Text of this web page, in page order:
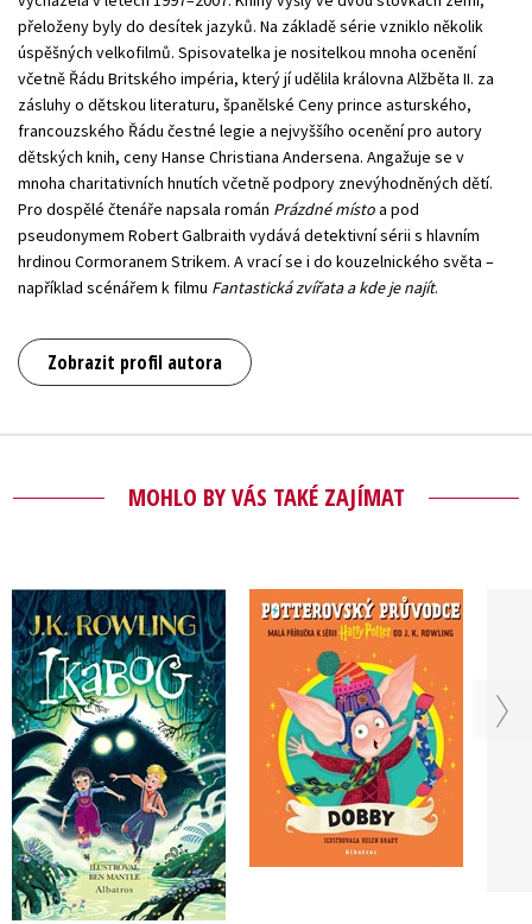
přeloženy byly do desítek jazyků. Na základě série vzniklo několik
úspěšných velkofilmů. Spisovatelka je nositelkou mnoha ocenění
včetně Řádu Britského impéria, který jí udělila královna Alžběta II. za
zásluhy o dětskou literaturu, španělské Ceny prince asturského,
francouzského Řádu čestné legie a nejvyššího ocenění pro autory
dětských knih, ceny Hanse Christiana Andersena. Angažuje se v
mnoha charitativních hnutích včetně podpory znevýhodněných dětí.
Pro dospělé čtenáře napsala román Prázdné místoa pod
pseudonymem Robert Galbraith vydává detektivní sérii s hlavním
hrdinou Cormoranem Strikem. A vrací se i do kouzelnického světa –
například scénářem k filmu Fantastická zvířata a kde je najít.
Zobrazit profil autora
MOHLO BY VÁS TAKÉ ZAJÍMAT
Ikabog s ilustracemi
Bena Mantla
J.K. Rowling
Do košíku
449 Kč
359 Kč
Potterovský
průvodce: Dobby
J.K. Rowling
Do košíku